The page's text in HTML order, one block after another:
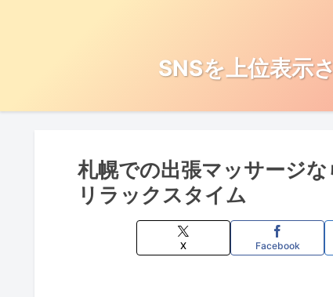
SNSを上位表示
札幌での出張マッサージ
リラックスタイム
X Facebook